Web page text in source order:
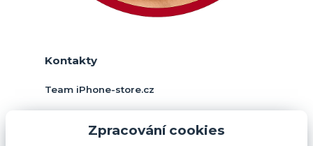
Kontakty
Team iPhone-store.cz
(Po-Pá, 9-17 hod.)Zpracování cookies